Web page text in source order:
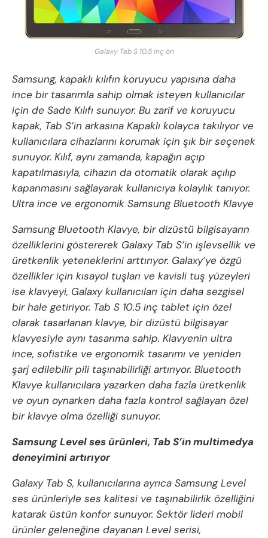
Galaxy Tab S 10.5 inç ön
Samsung, kapaklı kılıfın koruyucu yapısına daha
ince bir tasarımla sahip olmak isteyen kullanıcılar
için de Sade Kılıfı sunuyor. Bu zarif ve koruyucu
kapak, Tab S’in arkasına Kapaklı kolayca takılıyor ve
kullanıcılara cihazlarını korumak için şık bir seçenek
sunuyor. Kılıf, aynı zamanda, kapağın açıp
kapatılmasıyla, cihazın da otomatik olarak açılıp
kapanmasını sağlayarak kullanıcıya kolaylık tanıyor.
Ultra ince ve ergonomik Samsung Bluetooth Klavye
Samsung Bluetooth Klavye, bir dizüstü bilgisayarın
özelliklerini göstererek Galaxy Tab S’in işlevsellik ve
üretkenlik yeteneklerini arttırıyor. Galaxy’ye özgü
özellikler için kısayol tuşları ve kavisli tuş yüzeyleri
ise klavyeyi, Galaxy kullanıcıları için daha sezgisel
bir hale getiriyor. Tab S 10.5 inç tablet için özel
olarak tasarlanan klavye, bir dizüstü bilgisayar
klavyesiyle aynı tasarıma sahip. Klavyenin ultra
ince, sofistike ve ergonomik tasarımı ve yeniden
şarj edilebilir pili taşınabilirliği artırıyor. Bluetooth
Klavye kullanıcılara yazarken daha fazla üretkenlik
ve oyun oynarken daha fazla kontrol sağlayan özel
bir klavye olma özelliği sunuyor.
Samsung Level ses ürünleri, Tab S’in multimedya
deneyimini artırıyor
Galaxy Tab S, kullanıcılarına ayrıca Samsung Level
ses ürünleriyle ses kalitesi ve taşınabilirlik özelliğini
katarak üstün konfor sunuyor. Sektör lideri mobil
ürünler geleneğine dayanan Level serisi,